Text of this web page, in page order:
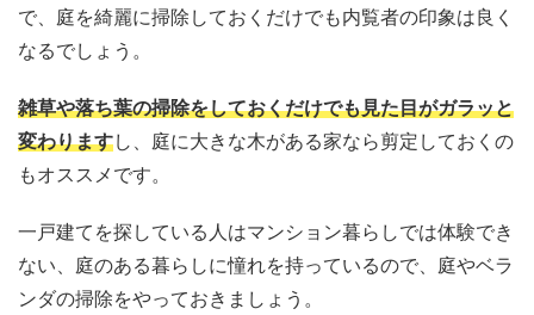
で、庭を綺麗に掃除しておくだけでも内覧者の印象は良く
なるでしょう。
雑草や落ち葉の掃除をしておくだけでも見た目がガラッと
変わりますし、庭に大きな木がある家なら剪定しておくの
もオススメです。
一戸建てを探している人はマンション暮らしでは体験でき
ない、庭のある暮らしに憧れを持っているので、庭やベラ
ンダの掃除をやっておきましょう。